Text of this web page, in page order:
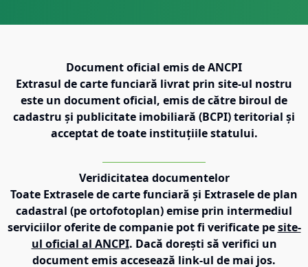
Document oficial emis de ANCPI
Extrasul de carte funciară livrat prin site-ul nostru
este un document oficial, emis de către biroul de
cadastru și publicitate imobiliară (BCPI) teritorial și
acceptat de toate instituțiile statului.
Veridicitatea documentelor
Toate Extrasele de carte funciară și Extrasele de plan
cadastral (pe ortofotoplan) emise prin intermediul
serviciilor oferite de companie pot fi verificate pe site-
ul oficial al ANCPI. Dacă dorești să verifici un
document emis accesează link-ul de mai jos.